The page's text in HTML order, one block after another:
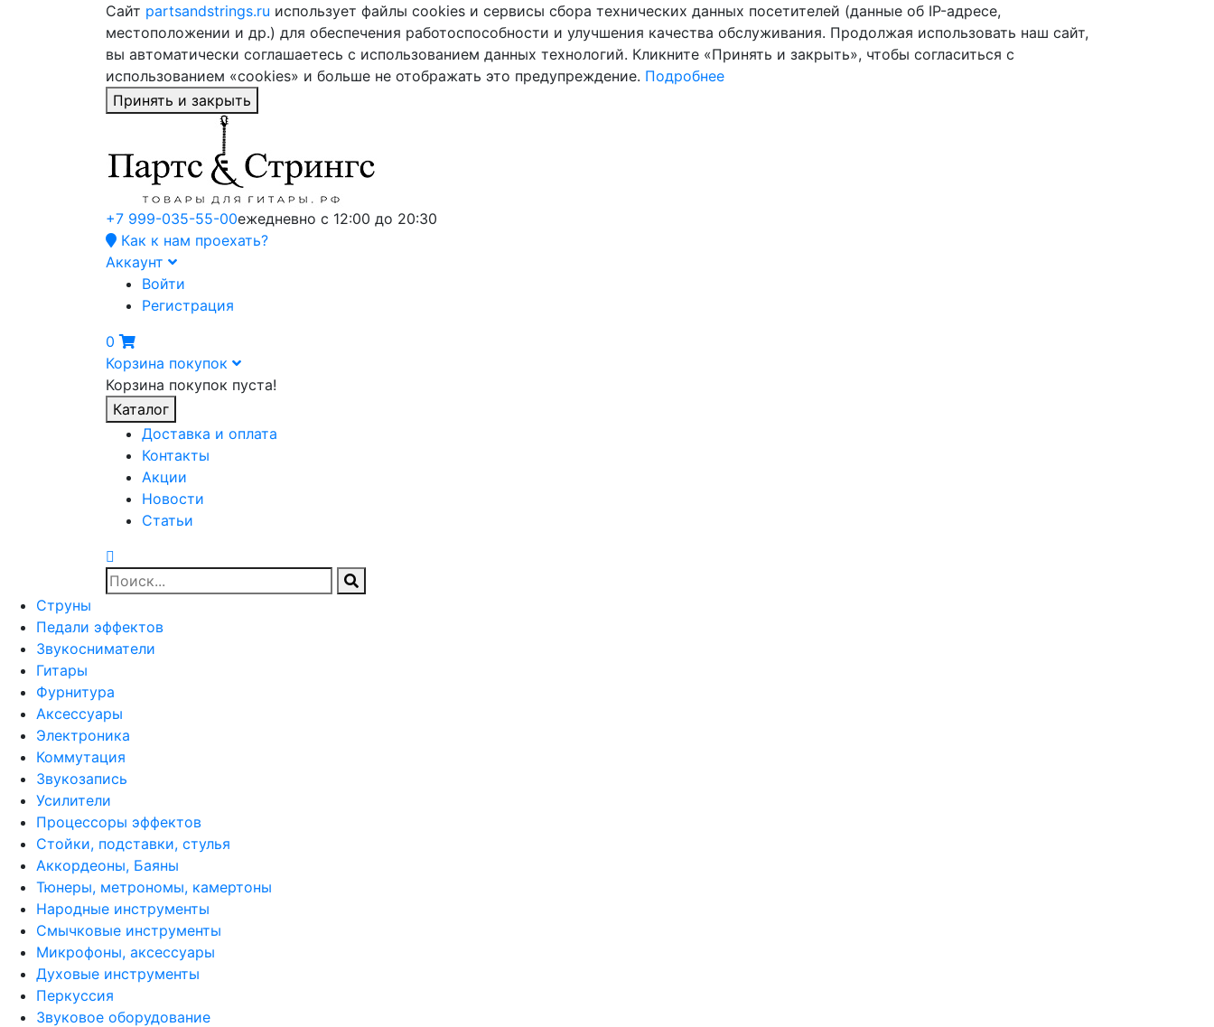
Сайт partsandstrings.ru использует файлы cookies и сервисы сбора технических данных посетителей (данные об IP-адресе,
местоположении и др.) для обеспечения работоспособности и улучшения качества обслуживания. Продолжая использовать наш сайт,
вы автоматически соглашаетесь с использованием данных технологий. Кликните «Принять и закрыть», чтобы согласиться с
использованием «cookies» и больше не отображать это предупреждение. Подробнее
Принять и закрыть
+7 999-035-55-00ежедневно с 12:00 до 20:30
Как к нам проехать?
Аккаунт
Войти
Регистрация
0
Корзина покупок
Корзина покупок пуста!
Каталог
Доставка и оплата
Контакты
Акции
Новости
Статьи
Струны
Педали эффектов
Звукосниматели
Гитары
Фурнитура
Аксессуары
Электроника
Коммутация
Звукозапись
Усилители
Процессоры эффектов
Стойки, подставки, стулья
Аккордеоны, Баяны
Тюнеры, метрономы, камертоны
Народные инструменты
Смычковые инструменты
Микрофоны, аксессуары
Духовые инструменты
Перкуссия
Звуковое оборудование